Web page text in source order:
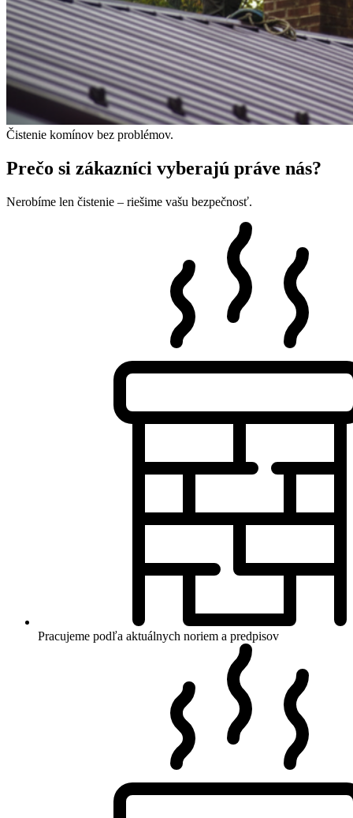
Čistenie komínov bez problémov.
Prečo si zákazníci vyberajú práve nás?
Nerobíme len čistenie – riešime vašu bezpečnosť.
Pracujeme podľa aktuálnych noriem a predpisov